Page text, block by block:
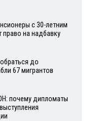
с 30-летним
на надбавку
до
67 мигрантов
почему дипломаты